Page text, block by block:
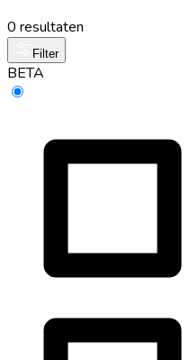
0 resultaten
Filter
BETA